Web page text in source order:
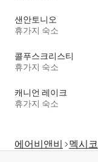
샌안토니오
휴가지 숙소
콜푸스크리스티
휴가지 숙소
캐니언 레이크
휴가지 숙소
에어비앤비 멕시코